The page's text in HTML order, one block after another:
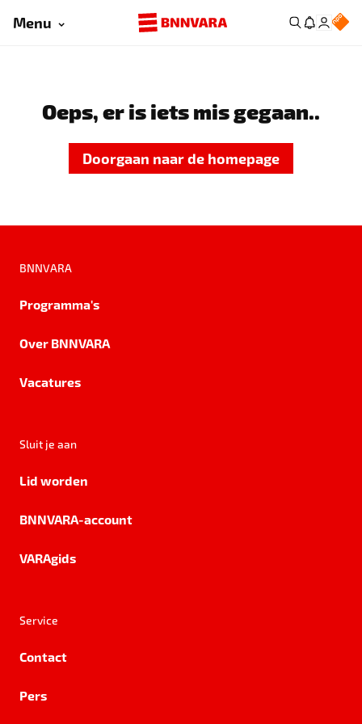
Menu
Oeps, er is iets mis gegaan..
Doorgaan naar de homepage
BNNVARA
Programma's
Over BNNVARA
Vacatures
Sluit je aan
Lid worden
BNNVARA-account
VARAgids
Service
Contact
Pers